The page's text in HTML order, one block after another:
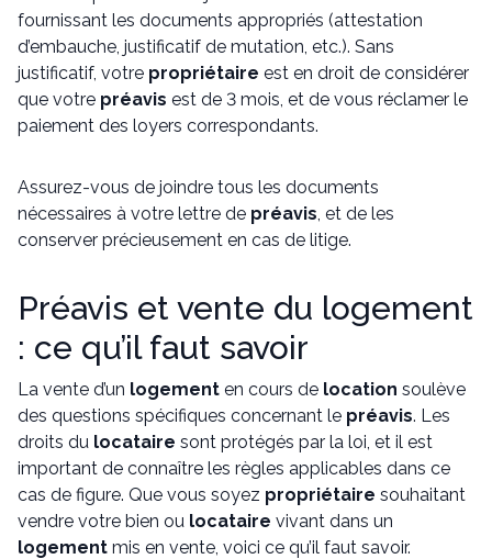
fournissant les documents appropriés (attestation
d’embauche, justificatif de mutation, etc.). Sans
justificatif, votre propriétaire est en droit de considérer
que votre préavis est de 3 mois, et de vous réclamer le
paiement des loyers correspondants.
Assurez-vous de joindre tous les documents
nécessaires à votre lettre de préavis, et de les
conserver précieusement en cas de litige.
Préavis et vente du logement
: ce qu’il faut savoir
La vente d’un logement en cours de location soulève
des questions spécifiques concernant le préavis. Les
droits du locataire sont protégés par la loi, et il est
important de connaître les règles applicables dans ce
cas de figure. Que vous soyez propriétaire souhaitant
vendre votre bien ou locataire vivant dans un
logement mis en vente, voici ce qu’il faut savoir.